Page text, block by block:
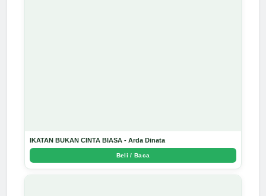
IKATAN BUKAN CINTA BIASA - Arda Dinata
Beli / Baca